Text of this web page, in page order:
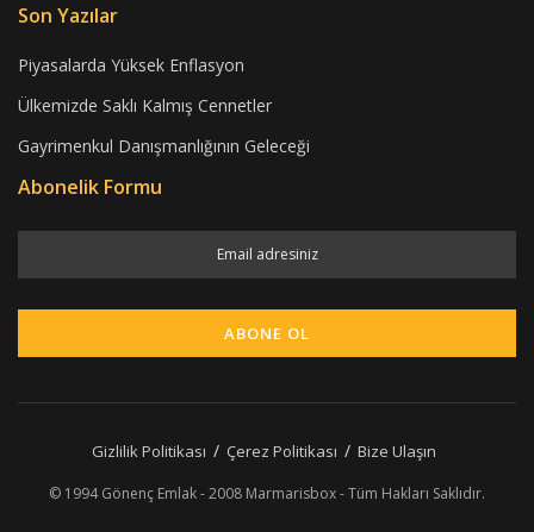
Son Yazılar
Piyasalarda Yüksek Enflasyon
Ülkemizde Saklı Kalmış Cennetler
Gayrimenkul Danışmanlığının Geleceği
Abonelik Formu
Gizlilik Politikası Çerez Politikası Bize Ulaşın
© 1994 Gönenç Emlak - 2008 Marmarisbox - Tüm Hakları Saklıdır.